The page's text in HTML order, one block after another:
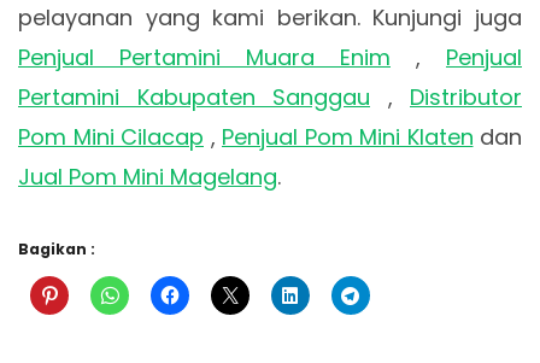
pelayanan yang kami berikan. Kunjungi juga
Penjual Pertamini Muara Enim , Penjual
Pertamini Kabupaten Sanggau , Distributor
Pom Mini Cilacap , Penjual Pom Mini Klaten dan
Jual Pom Mini Magelang.
Bagikan :